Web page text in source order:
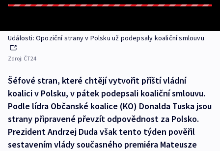
Události: Opoziční strany v Polsku už podepsaly koaliční smlouvu
Zdroj: ČT24
Šéfové stran, které chtějí vytvořit příští vládní
koalici v Polsku, v pátek podepsali koaliční smlouvu.
Podle lídra Občanské koalice (KO) Donalda Tuska jsou
strany připravené převzít odpovědnost za Polsko.
Prezident Andrzej Duda však tento týden pověřil
sestavením vlády současného premiéra Mateusze